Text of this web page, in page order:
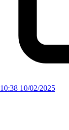
10:38 10/02/2025